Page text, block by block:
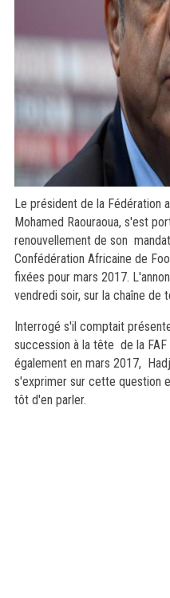
Le président de la Fédération
Mohamed Raouraoua, s'est
renouvellement de son
Confédération Africaine de
fixées pour mars 2017.
vendredi soir, sur la chaîne de
Interrogé s'il comptait
succession à la tête de la
également en mars 2017,
s'exprimer sur cette question
tôt d'en parler.